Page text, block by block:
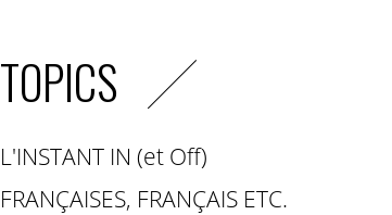
TOPICS
L'INSTANT IN (et Off)
FRANÇAISES, FRANÇAIS ETC.